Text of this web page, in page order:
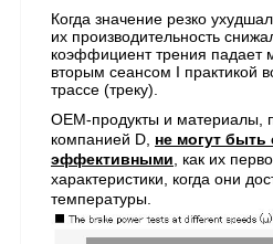
Когда значение резко
их производительность
коэффициент трения падает
вторым сеансом I практикой
трассе (треку).
OEM-продукты и материалы,
компанией D, не могут быть
эффективными , как их
характеристики, когда они
температуры.